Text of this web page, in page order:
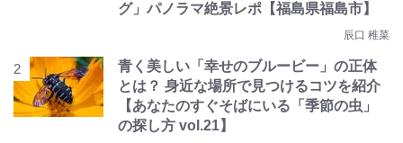
グ」パノラマ絶景レポ【福島県福島市】
辰口 稚菜
青く美しい「幸せのブルービー」の正体
とは？ 身近な場所で見つけるコツを紹介
【あなたのすぐそばにいる「季節の虫」
の探し方 vol.21】